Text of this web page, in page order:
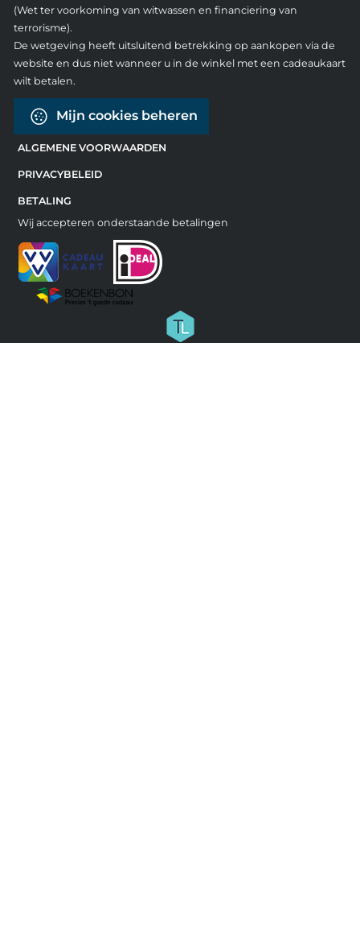
(Wet ter voorkoming van witwassen en financiering van
terrorisme).
De wetgeving heeft uitsluitend betrekking op aankopen via de
website en dus niet wanneer u in de winkel met een cadeaukaart
wilt betalen.
Mijn cookies beheren
ALGEMENE VOORWAARDEN
PRIVACYBELEID
BETALING
Wij accepteren onderstaande betalingen